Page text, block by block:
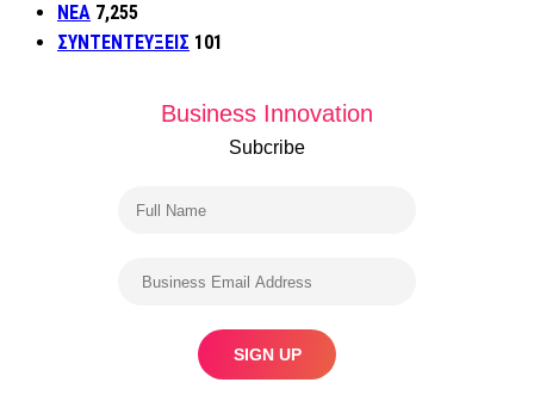
ΝΕΑ 7,255
ΣΥΝΤΕΝΤΕΥΞΕΙΣ 101
Business Innovation
Subcribe